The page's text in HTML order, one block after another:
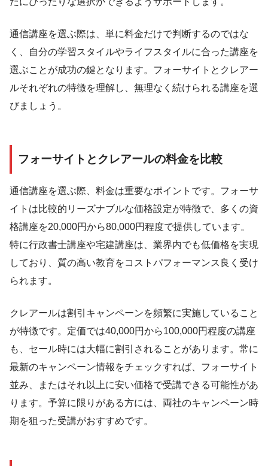
通信講座を選ぶ際は、単に料金だけで判断するのではな
く、自分の学習スタイルやライフスタイルに合った講座を
選ぶことが成功の鍵となります。フォーサイトとクレアー
ルそれぞれの特徴を理解し、無理なく続けられる講座を選
びましょう。
フォーサイトとクレアールの料金を比較
通信講座を選ぶ際、料金は重要なポイントです。フォーサ
イトは比較的リーズナブルな価格設定が特徴で、多くの資
格講座を20,000円から80,000円程度で提供しています。
特に行政書士講座や宅建講座は、業界内でも低価格を実現
しており、質の高い教育をコストパフォーマンス良く受け
られます。
クレアールは割引キャンペーンを頻繁に実施していること
が特徴です。定価では40,000円から100,000円程度の講座
も、セール時には大幅に割引されることがあります。常に
最新のキャンペーン情報をチェックすれば、フォーサイト
並み、またはそれ以上に安い価格で受講できる可能性があ
ります。予算に限りがある方には、両社のキャンペーン時
期を狙った受講がおすすめです。